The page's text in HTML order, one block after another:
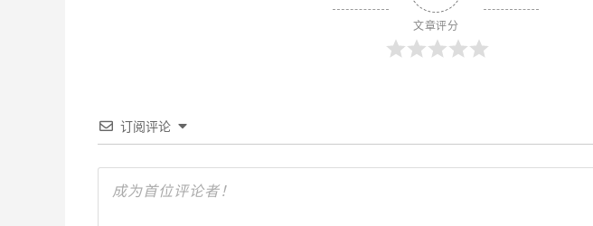
文章评分
订阅评论